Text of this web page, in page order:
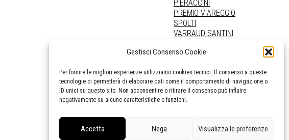
Gestisci Consenso Cookie
Per fornire le migliori esperienze utilizziamo cookies tecnici. Il consenso a queste
tecnologie ci permetterà di elaborare dati come il comportamento di navigazione o
ID unici su questo sito. Non acconsentire o ritirare il consenso può influire
negativamente su alcune caratteristiche e funzioni.
Accetta Nega Visualizza le preferenze
PIERACCINI
PREMIO VIAREGGIO
SPOLTI
VARRAUD SANTINI